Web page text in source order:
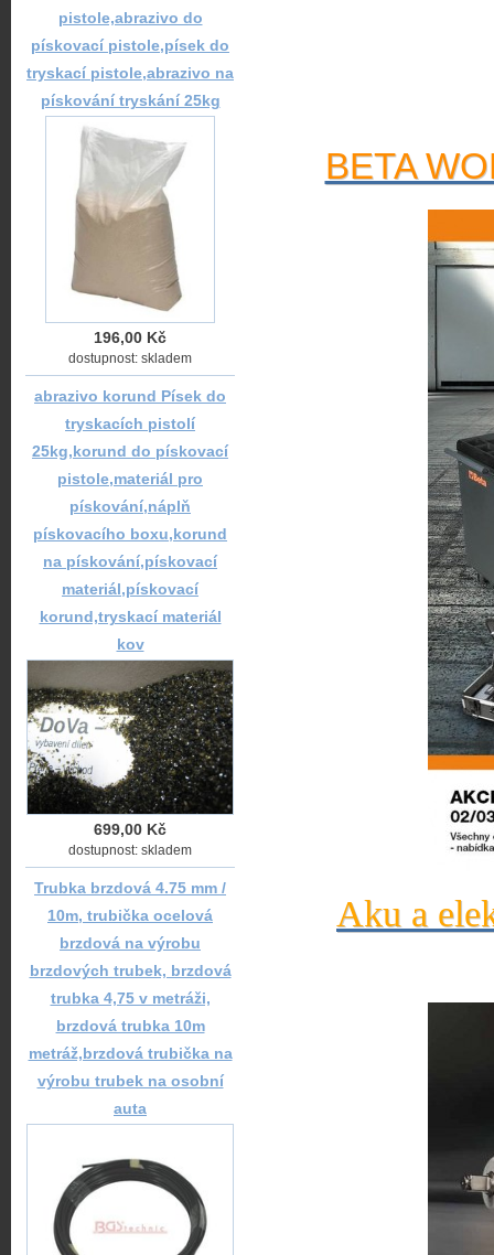
BETA
Aku a
pistole,abrazivo do
pískovací pistole,písek do
tryskací pistole,abrazivo na
pískování tryskání 25kg
196,00 Kč
dostupnost: skladem
abrazivo korund Písek do
tryskacích pistolí
25kg,korund do pískovací
pistole,materiál pro
pískování,náplň
pískovacího boxu,korund
na pískování,pískovací
materiál,pískovací
korund,tryskací materiál
kov
699,00 Kč
dostupnost: skladem
Trubka brzdová 4.75 mm /
10m, trubička ocelová
brzdová na výrobu
brzdových trubek, brzdová
trubka 4,75 v metráži,
brzdová trubka 10m
metráž,brzdová trubička na
výrobu trubek na osobní
auta